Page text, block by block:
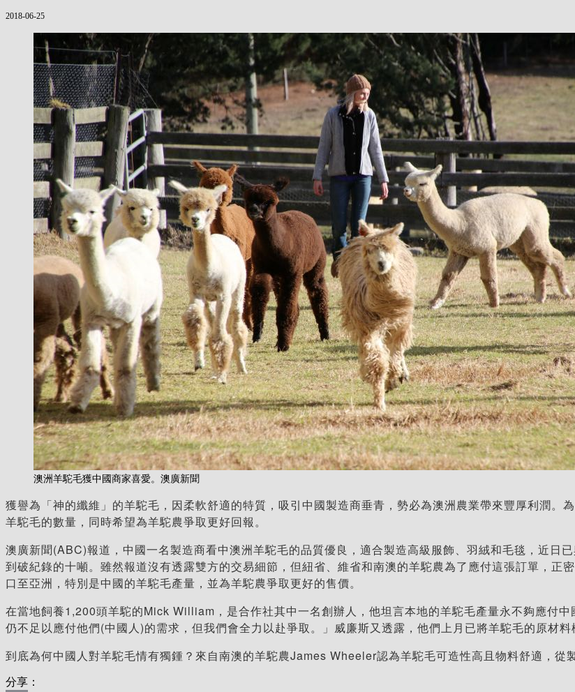
2018-06-25
澳洲羊駝毛獲中國商家喜愛。澳廣新聞
獲譽為「神的纖維」的羊駝毛，因柔軟舒適的特質，吸引中國製造商垂青，勢必為澳洲農業帶來豐厚利潤。
羊駝毛的數量，同時希望為羊駝農爭取更好回報。
澳廣新聞(ABC)報道，中國一名製造商看中澳洲羊駝毛的品質優良，適合製造高級服飾、羽絨和毛毯，近日
到破紀錄的十噸。雖然報道沒有透露雙方的交易細節，但紐省、維省和南澳的羊駝農為了應付這張訂單，
口至亞洲，特別是中國的羊駝毛產量，並為羊駝農爭取更好的售價。
在當地飼養1,200頭羊駝的Mick William，是合作社其中一名創辦人，他坦言本地的羊駝毛產量永不夠應付
仍不足以應付他們(中國人)的需求，但我們會全力以赴爭取。」威廉斯又透露，他們上月已將羊駝毛的原材料
到底為何中國人對羊駝毛情有獨鍾？來自南澳的羊駝農James Wheeler認為羊駝毛可造性高且物料舒適，從
分享：